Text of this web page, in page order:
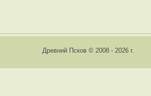
Древний Псков © 2008 - 2026 г.